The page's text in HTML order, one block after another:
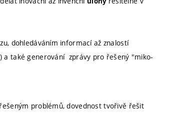
dohledáváním informací až znalostí
a také generování zprávy pro řešený "miko-
problémů, dovednost tvořivě řešit